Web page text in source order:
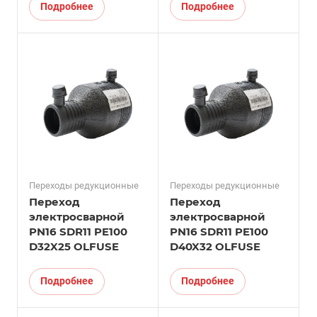
Подробнее Подробнее
Переходы редукционные
Переход
электросварной
PN16 SDR11 PE100
D32X25 OLFUSE
Подробнее
Переходы редукционные
Переход
электросварной
PN16 SDR11 PE100
D40X32 OLFUSE
Подробнее